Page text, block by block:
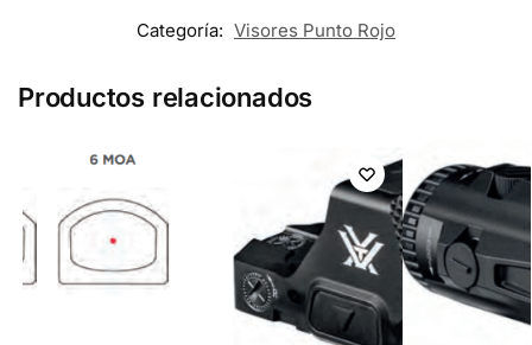
Categoría: Visores Punto Rojo
Productos relacionados